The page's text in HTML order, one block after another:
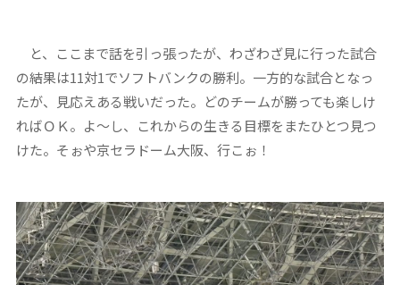
と、ここまで話を引っ張ったが、わざわざ見に行った試合
の結果は11対1でソフトバンクの勝利。一方的な試合となっ
たが、見応えある戦いだった。どのチームが勝っても楽しけ
ればＯＫ。よ～し、これからの生きる目標をまたひとつ見つ
けた。そぉや京セラドーム大阪、行こぉ！